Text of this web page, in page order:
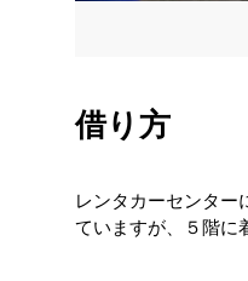
借り方
レンタカーセンター
ていますが、５階に